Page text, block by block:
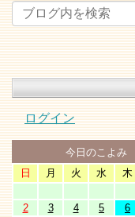
ログイン
今日のこよみ
日
月 火 水 木
2
3 4 5 6